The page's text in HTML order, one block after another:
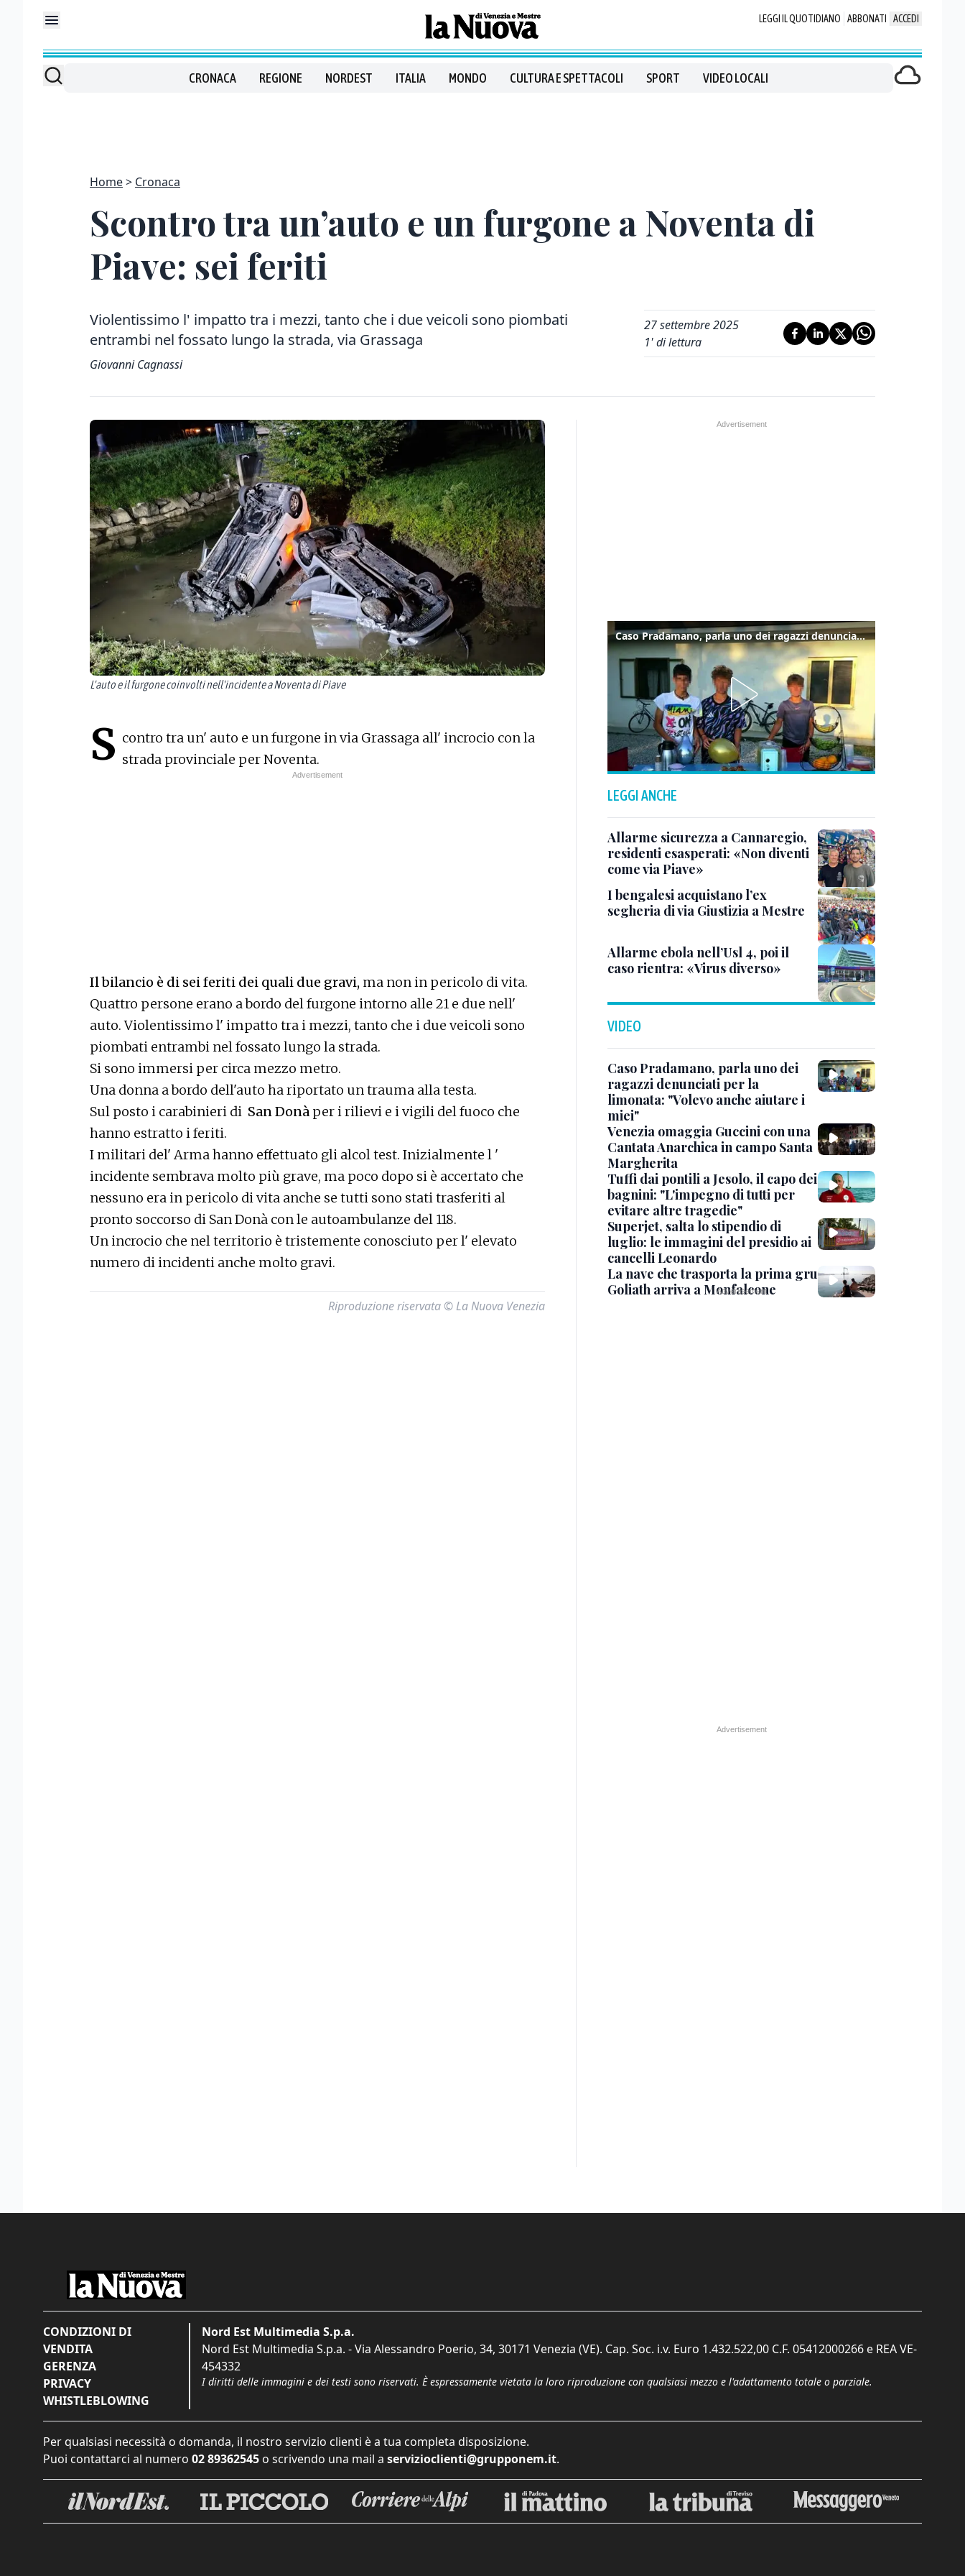
LEGGI IL QUOTIDIANO ABBONATI ACCEDI
CRONACA REGIONE NORDEST ITALIA MONDO CULTURA E SPETTACOLI SPORT VIDEO LOCALI
Home Cronaca
Scontro tra un’auto e un furgone a Noventa di
Piave: sei feriti
Violentissimo l' impatto tra i mezzi, tanto che i due veicoli sono piombati
entrambi nel fossato lungo la strada, via Grassaga
Giovanni Cagnassi
27 settembre 2025
1' di lettura
L'auto e il furgone coinvolti nell'incidente a Noventa di Piave
S contro tra un' auto e un furgone in via Grassaga all' incrocio con la
strada provinciale per Noventa.
Il bilancio è di sei feriti dei quali due gravi, ma non in pericolo di vita.
Quattro persone erano a bordo del furgone intorno alle 21 e due nell'
auto. Violentissimo l' impatto tra i mezzi, tanto che i due veicoli sono
piombati entrambi nel fossato lungo la strada.
Si sono immersi per circa mezzo metro.
Una donna a bordo dell'auto ha riportato un trauma alla testa.
Sul posto i carabinieri di San Donà per i rilievi e i vigili del fuoco che
hanno estratto i feriti.
I militari del' Arma hanno effettuato gli alcol test. Inizialmente l '
incidente sembrava molto più grave, ma poco dopo si è accertato che
nessuno era in pericolo di vita anche se tutti sono stati trasferiti al
pronto soccorso di San Donà con le autoambulanze del 118.
Un incrocio che nel territorio è tristemente conosciuto per l' elevato
numero di incidenti anche molto gravi.
Riproduzione riservata © La Nuova Venezia
Caso Pradamano, parla uno dei ragazzi denunciati per la limonata: "Volevo anche aiutare i miei"
LEGGI ANCHE
Allarme sicurezza a Cannaregio,
residenti esasperati: «Non diventi
come via Piave»
I bengalesi acquistano l’ex
segheria di via Giustizia a Mestre
Allarme ebola nell’Usl 4, poi il
caso rientra: «Virus diverso»
VIDEO
Caso Pradamano, parla uno dei
ragazzi denunciati per la
limonata: "Volevo anche aiutare i
miei"
Venezia omaggia Guccini con una
Cantata Anarchica in campo Santa
Margherita
Tuffi dai pontili a Jesolo, il capo dei
bagnini: "L'impegno di tutti per
evitare altre tragedie"
Superjet, salta lo stipendio di
luglio: le immagini del presidio ai
cancelli Leonardo
La nave che trasporta la prima gru
Goliath arriva a Monfalcone
CONDIZIONI DI
VENDITA
GERENZA
PRIVACY
WHISTLEBLOWING
Nord Est Multimedia S.p.a.
Nord Est Multimedia S.p.a. - Via Alessandro Poerio, 34, 30171 Venezia (VE). Cap. Soc. i.v. Euro 1.432.522,00 C.F. 05412000266 e REA VE-
454332
I diritti delle immagini e dei testi sono riservati. È espressamente vietata la loro riproduzione con qualsiasi mezzo e l'adattamento totale o parziale.
Per qualsiasi necessità o domanda, il nostro servizio clienti è a tua completa disposizione.
Puoi contattarci al numero 02 89362545 o scrivendo una mail a servizioclienti@grupponem.it.